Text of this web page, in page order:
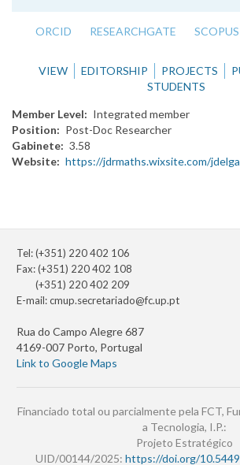
ORCID RESEARCHGATE SCOPUS
VIEW EDITORSHIP PROJECTS
STUDENTS
Member Level
Integrated member
Position
Post-Doc Researcher
Gabinete
3.58
Website
https://jdrmaths.wixsite.com/
Tel: (+351) 220 402 106
Fax: (+351) 220 402 108
(+351) 220 402 209
E-mail:cmup.secretariado@fc.up.pt
Rua do Campo Alegre 687
4169-007 Porto, Portugal
Link to Google Maps
Financiado total ou parcialmente pela FCT,
a Tecnologia, I.P.:
Projeto Estratégico
UID/00144/2025: https://doi.org/